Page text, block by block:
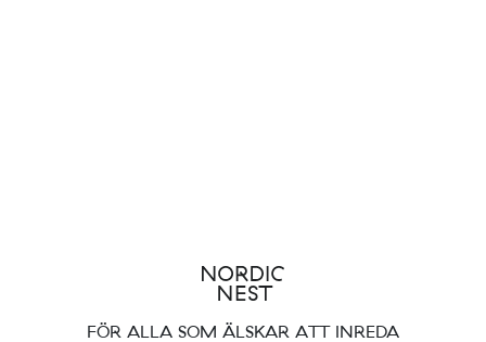
FÖR ALLA SOM ÄLSKAR ATT INREDA